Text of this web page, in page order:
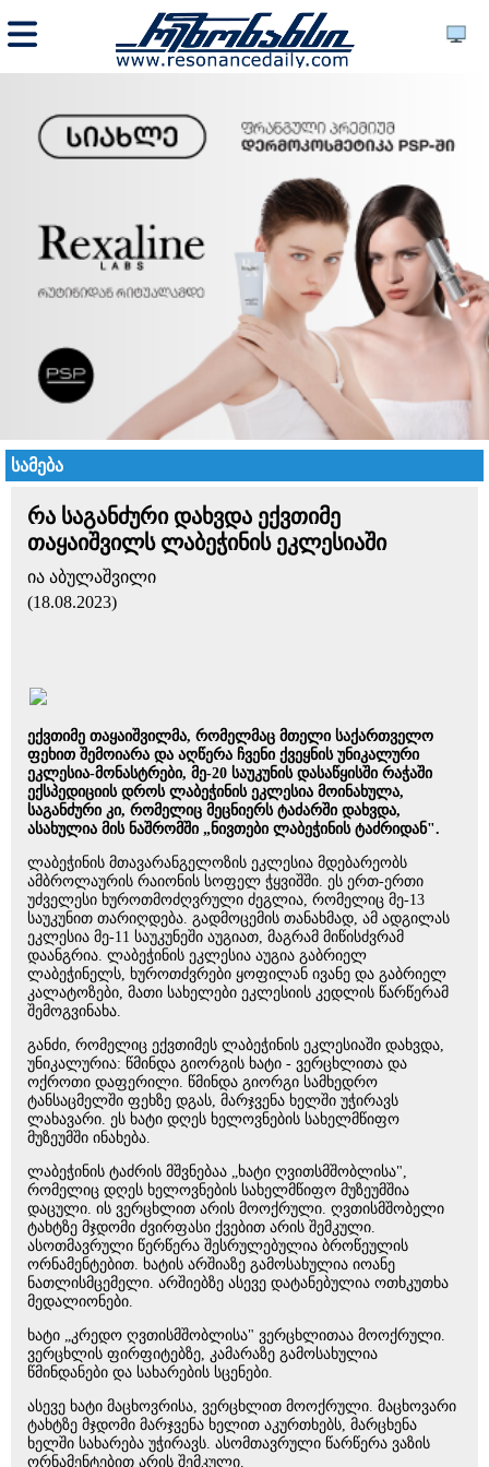
სამება
რა საგანძური დახვდა ექვთიმე
თაყაიშვილს ლაბეჭინის ეკლესიაში
ია აბულაშვილი
(18.08.2023)
ექვთიმე თაყაიშვილმა, რომელმაც მთელი საქართველო
ფეხით შემოიარა და აღწერა ჩვენი ქვეყნის უნიკალური
ეკლესია-მონასტრები, მე-20 საუკუნის დასაწყისში რაჭაში
ექსპედიციის დროს ლაბეჭინის ეკლესია მოინახულა,
საგანძური კი, რომელიც მეცნიერს ტაძარში დახვდა,
ასახულია მის ნაშრომში „ნივთები ლაბეჭინის ტაძრიდან".
ლაბეჭინის მთავარანგელოზის ეკლესია მდებარეობს
ამბროლაურის რაიონის სოფელ ჭყვიშში. ეს ერთ-ერთი
უძველესი ხუროთმოძღვრული ძეგლია, რომელიც მე-13
საუკუნით თარიღდება. გადმოცემის თანახმად, ამ ადგილას
ეკლესია მე-11 საუკუნეში აუგიათ, მაგრამ მიწისძვრამ
დაანგრია. ლაბეჭინის ეკლესია აუგია გაბრიელ
ლაბეჭინელს, ხუროთძვრები ყოფილან ივანე და გაბრიელ
კალატოზები, მათი სახელები ეკლესიის კედლის წარწერამ
შემოგვინახა.
განძი, რომელიც ექვთიმეს ლაბეჭინის ეკლესიაში დახვდა,
უნიკალურია: წმინდა გიორგის ხატი - ვერცხლითა და
ოქროთი დაფერილი. წმინდა გიორგი სამხედრო
ტანსაცმელში ფეხზე დგას, მარჯვენა ხელში უჭირავს
ლახავარი. ეს ხატი დღეს ხელოვნების სახელმწიფო
მუზეუმში ინახება.
ლაბეჭინის ტაძრის მშვნებაა „ხატი ღვითსმშობლისა",
რომელიც დღეს ხელოვნების სახელმწიფო მუზეუმშია
დაცული. ის ვერცხლით არის მოოქრული. ღვთისმშობელი
ტახტზე მჯდომი ძვირფასი ქვებით არის შემკული.
ასოთმავრული წერწერა შესრულებულია ბროწეულის
ორნამენტებით. ხატის არშიაზე გამოსახულია იოანე
ნათლისმცემელი. არშიებზე ასევე დატანებულია ოთხკუთხა
მედალიონები.
ხატი „კრედო ღვთისმშობლისა" ვერცხლითაა მოოქრული.
ვერცხლის ფირფიტებზე, კამარაზე გამოსახულია
წმინდანები და სახარების სცენები.
ასევე ხატი მაცხოვრისა, ვერცხლით მოოქრული. მაცხოვარი
ტახტზე მჯდომი მარჯვენა ხელით აკურთხებს, მარცხენა
ხელში სახარება უჭირავს. ასომთავრული წარწერა ვაზის
ორნამენტებით არის შემკული.